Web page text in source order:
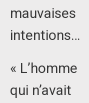
mauvaises
intentions…
« L’homme
qui n’avait